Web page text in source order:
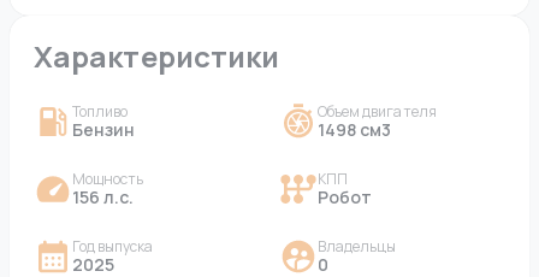
Характеристики
Топливо
Бензин
Объем двигателя
1498 см3
Мощность
156 л.с.
КПП
Робот
Год выпуска
2025
Владельцы
0